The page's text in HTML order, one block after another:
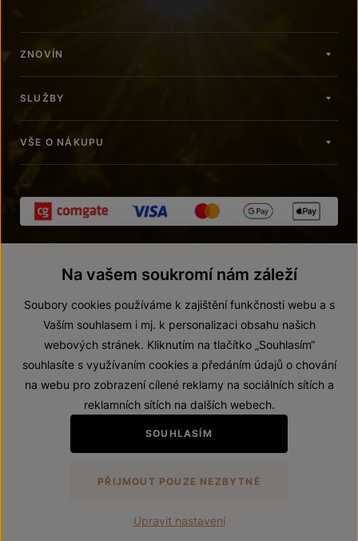
ZNOVÍN
SLUŽBY
VŠE O NÁKUPU
© 2026 ZNOVÍN ZNOJMO, a. s.
Prohlášení o přístupnosti
Zákaz prodeje alkoholických nápojů osobám mladším 18 let.
VytvořilwebProgress
Na vašem soukromí nám záleží
Soubory cookies používáme k zajištění funkčnosti webu a s
Vaším souhlasem i mj. k personalizaci obsahu našich
webových stránek. Kliknutím na tlačítko „Souhlasím“
souhlasíte s využívaním cookies a předáním údajů o chování
na webu pro zobrazení cílené reklamy na sociálních sítích a
reklamních sítích na dalších webech.
SOUHLASÍM
PŘIJMOUT POUZE NEZBYTNÉ
Upravit nastavení